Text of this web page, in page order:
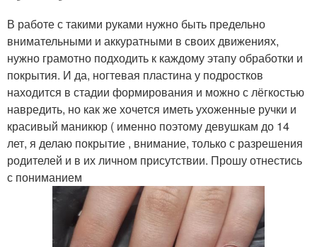
В работе с такими руками нужно быть предельно
внимательными и аккуратными в своих движениях,
нужно грамотно подходить к каждому этапу обработки и
покрытия. И да, ногтевая пластина у подростков
находится в стадии формирования и можно с лёгкостью
навредить, но как же хочется иметь ухоженные ручки и
красивый маникюр ( именно поэтому девушкам до 14
лет, я делаю покрытие , внимание, только с разрешения
родителей и в их личном присутствии. Прошу отнестись
с пониманием